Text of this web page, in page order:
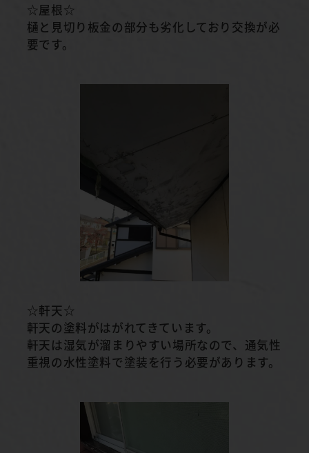
☆屋根☆
樋と見切り板金の部分も劣化しており交換が必
要です。
☆軒天☆
軒天の塗料がはがれてきています。
軒天は湿気が溜まりやすい場所なので、通気性
重視の水性塗料で塗装を行う必要があります。